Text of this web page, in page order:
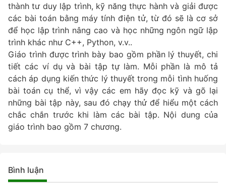
thành tư duy lập trình, kỹ năng thực hành và giải được
các bài toán bằng máy tính điện tử, từ đó sẽ là cơ sở
để học lập trình nâng cao và học những ngôn ngữ lập
trình khác như C++, Python, v.v..
Giáo trình được trình bày bao gồm phần lý thuyết, chi
tiết các ví dụ và bài tập tự làm. Mỗi phần là mô tả
cách áp dụng kiến thức lý thuyết trong mỗi tình huống
bài toán cụ thể, vì vậy các em hãy đọc kỹ và gõ lại
những bài tập này, sau đó chạy thử để hiểu một cách
chắc chắn trước khi làm các bài tập. Nội dung của
giáo trình bao gồm 7 chương.
Bình luận